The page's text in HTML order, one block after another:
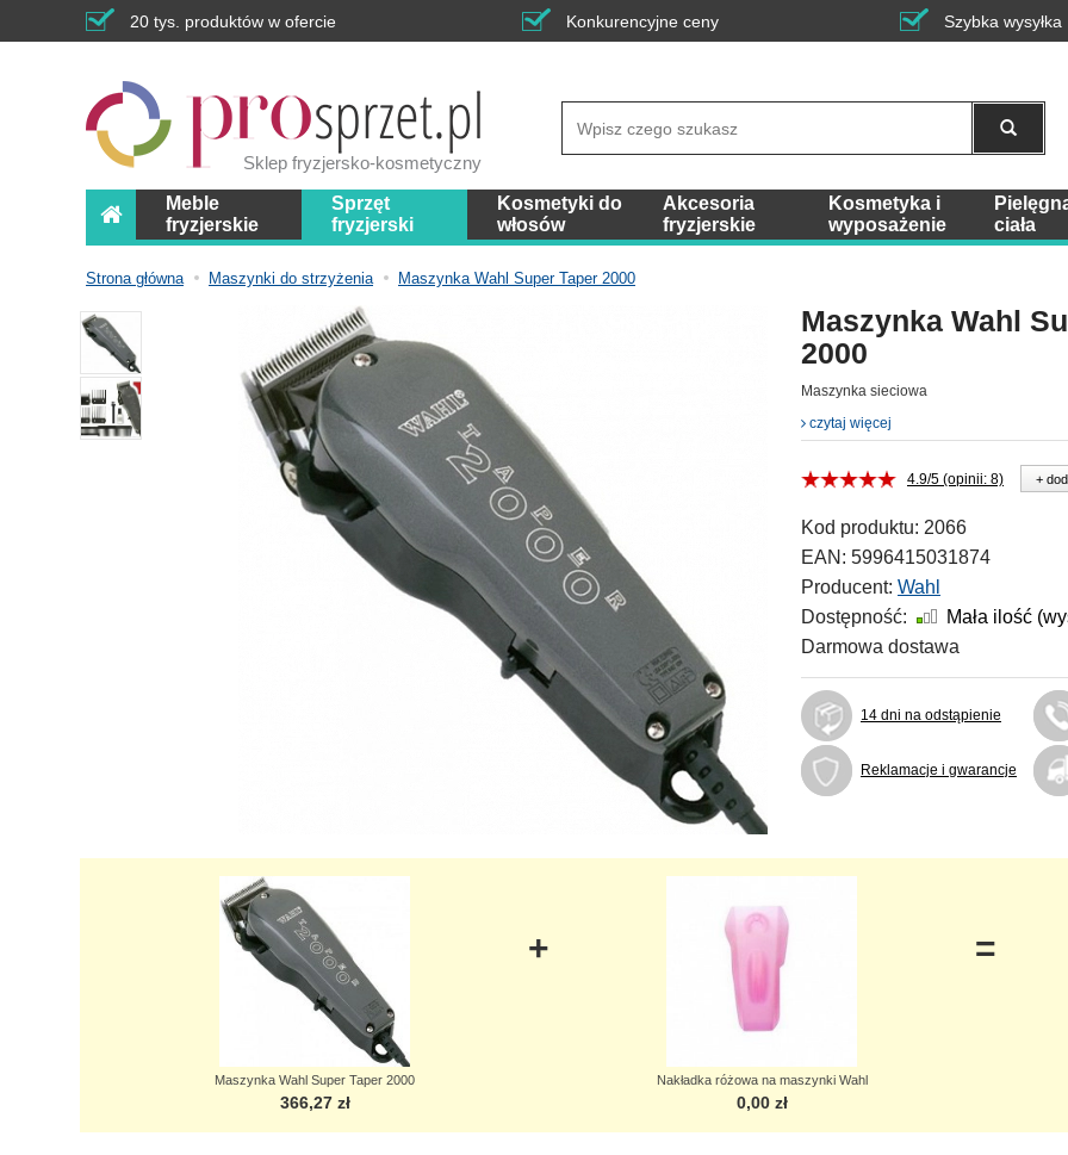
20 tys. produktów w ofercie Konkurencyjne ceny Szybka wysyłka
Sklep fryzjersko-kosmetyczny
Meble
fryzjerskie
Sprzęt
fryzjerski
Kosmetyki do
włosów
Akcesoria
fryzjerskie
Kosmetyka i
wyposażenie
ciała
Strona główna Maszynki do strzyżenia Maszynka Wahl Super Taper 2000
Maszynka Wahl
2000
Maszynka sieciowa
czytaj więcej
4.9/5 (opinii: 8) +
Kod produktu: 2066
EAN: 5996415031874
Producent: Wahl
Dostępność:
Mała ilość
Darmowa dostawa
14 dni na odstąpienie
Reklamacje i gwarancje
+
Maszynka Wahl Super Taper 2000
366,27 zł
=
Nakładka różowa na maszynki Wahl
0,00 zł